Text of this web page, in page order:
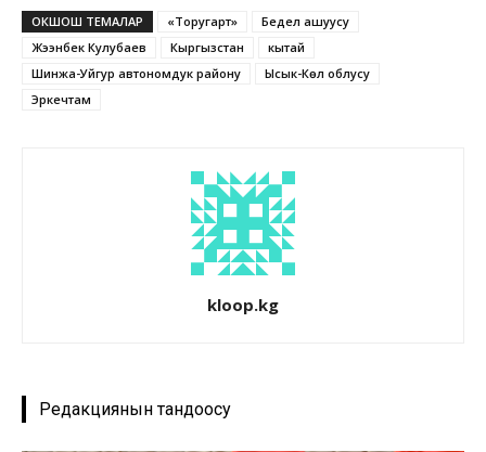
ОКШОШ ТЕМАЛАР «Торугарт»
Бедел ашуусу
Жээнбек Кулубаев
Кыргызстан
кытай
Шинжаң-Уйгур автономдук району
Ысык-Көл облусу
Эркечтам
kloop.kg
Редакциянын тандоосу